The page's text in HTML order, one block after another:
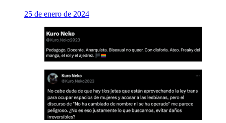
25 de enero de 2024